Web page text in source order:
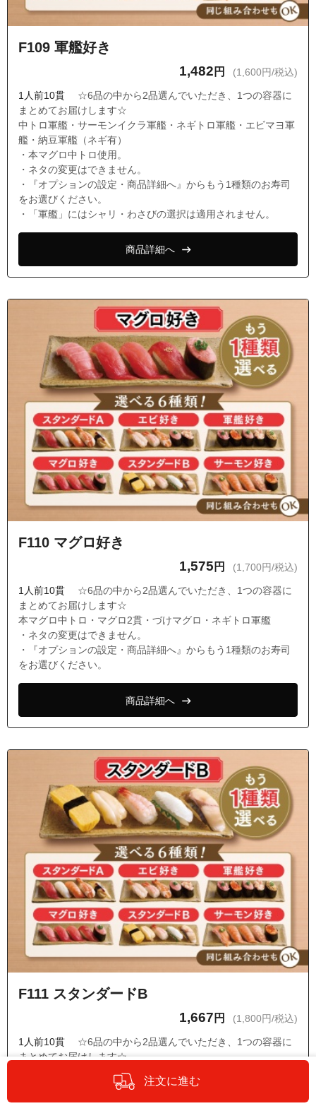
F109 軍艦好き
1,482 円 (1,600円/税込)
1人前10貫
☆6品の中から2品選んでいただき、1つの容器に
まとめてお届けします☆
中トロ軍艦・サーモンイクラ軍艦・ネギトロ軍艦・エビマヨ軍
艦・納豆軍艦（ネギ有）
・本マグロ中トロ使用。
・ネタの変更はできません。
・『オプションの設定・商品詳細へ』からもう1種類のお寿司
をお選びください。
・「軍艦」にはシャリ・わさびの選択は適用されません。
商品詳細へ
F110 マグロ好き
1,575 円 (1,700円/税込)
1人前10貫
☆6品の中から2品選んでいただき、1つの容器に
まとめてお届けします☆
本マグロ中トロ・マグロ2貫・づけマグロ・ネギトロ軍艦
・ネタの変更はできません。
・『オプションの設定・商品詳細へ』からもう1種類のお寿司
をお選びください。
商品詳細へ
F111 スタンダードB
1,667 円 (1,800円/税込)
1人前10貫
☆6品の中から2品選んでいただき、1つの容器に
まとめてお届けします☆
玉子・ツブ貝・甘エビ・エンガワ・トロ炙り塩さば
・ネタの変更はできません。
・『オプションの設定・商品詳細へ』からもう1種類のお寿司
注文に進む